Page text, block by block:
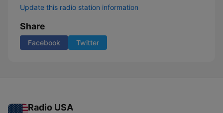
Update this radio station information
Share
Facebook Twitter
Radio USA